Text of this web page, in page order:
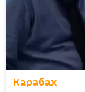
Карабах